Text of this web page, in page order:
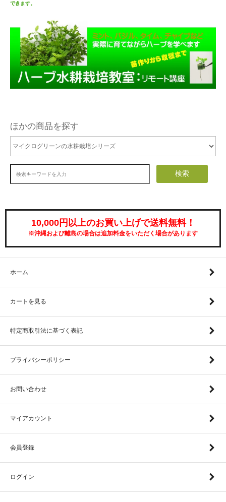
できます。
ほかの商品を探す
検索
10,000円以上のお買い上げで送料無料！
※沖縄および離島の場合は追加料金をいただく場合があります
ホーム
カートを見る
特定商取引法に基づく表記
プライバシーポリシー
お問い合わせ
マイアカウント
会員登録
ログイン